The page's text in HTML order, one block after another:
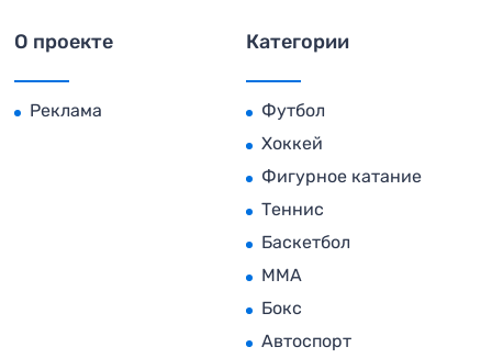
О проекте
Реклама
Категории
Футбол
Хоккей
Фигурное катание
Теннис
Баскетбол
MMA
Бокс
Автоспорт